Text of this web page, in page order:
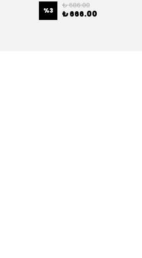
%3
₺ 686.00
₺ 666.00